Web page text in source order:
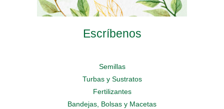
Escríbenos
Semillas
Turbas y Sustratos
Fertilizantes
Bandejas, Bolsas y Macetas